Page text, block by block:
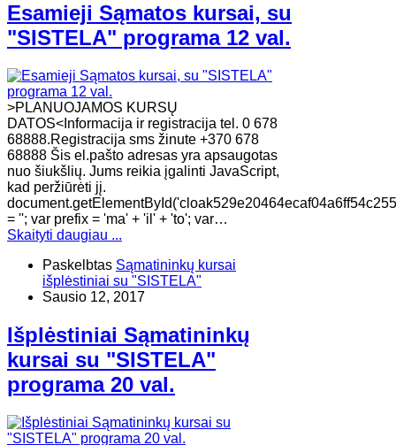
Esamieji Sąmatos kursai, su
"SISTELA" programa 12 val.
>PLANUOJAMOS KURSŲ
DATOS<Informacija ir registracija tel. 0 678
68888.Registracija sms žinute +370 678
68888 Šis el.pašto adresas yra apsaugotas
nuo šiukšlių. Jums reikia įgalinti JavaScript,
kad peržiūrėti jį.
= ''; var prefix = 'ma' + 'il' + 'to'; var…
Skaityti daugiau ...
Paskelbtas Sąmatininkų kursai
išplėstiniai su "SISTELA"
Sausio 12, 2017
Išplėstiniai Sąmatininkų
kursai su "SISTELA"
programa 20 val.